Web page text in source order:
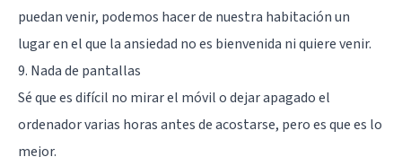
puedan venir, podemos hacer de nuestra habitación un
lugar en el que la ansiedad no es bienvenida ni quiere venir.
9. Nada de pantallas
Sé que es difícil no mirar el móvil o dejar apagado el
ordenador varias horas antes de acostarse, pero es que es lo
mejor.